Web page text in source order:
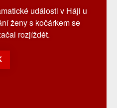
události v Háji u
ženy s kočárkem se
rozjíždět.